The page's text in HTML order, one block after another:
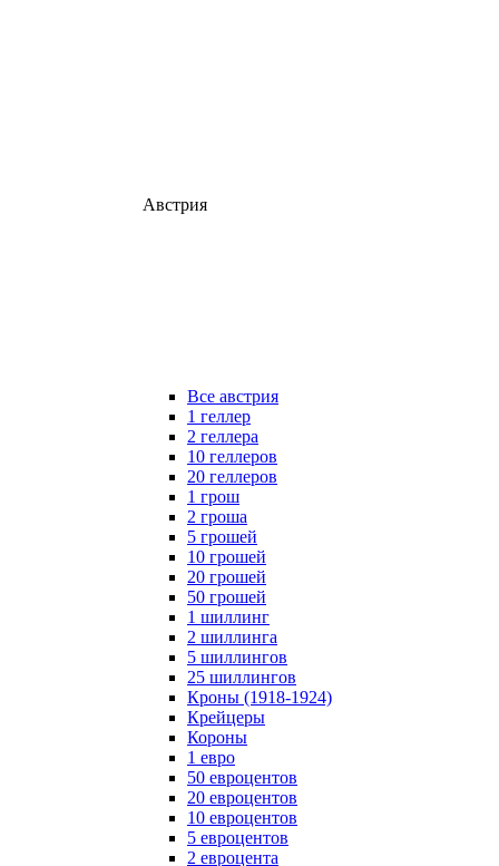
Австрия
Все австрия
1 геллер
2 геллера
10 геллеров
20 геллеров
1 грош
2 гроша
5 грошей
10 грошей
20 грошей
50 грошей
1 шиллинг
2 шиллинга
5 шиллингов
25 шиллингов
Кроны (1918-1924)
Крейцеры
Короны
1 евро
50 евроцентов
20 евроцентов
10 евроцентов
5 евроцентов
2 евроцента